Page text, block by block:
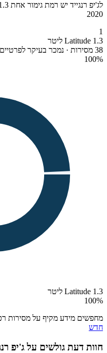
2020
1
Latitude 1.3 ליטר
38 מסירות · נמכר בעיקר לפרטיים
100%
Latitude 1.3 ליטר
100%
מחפשים מידע מקיף על מסירות
חדש
חוות דעת גולשים על ג'יפ